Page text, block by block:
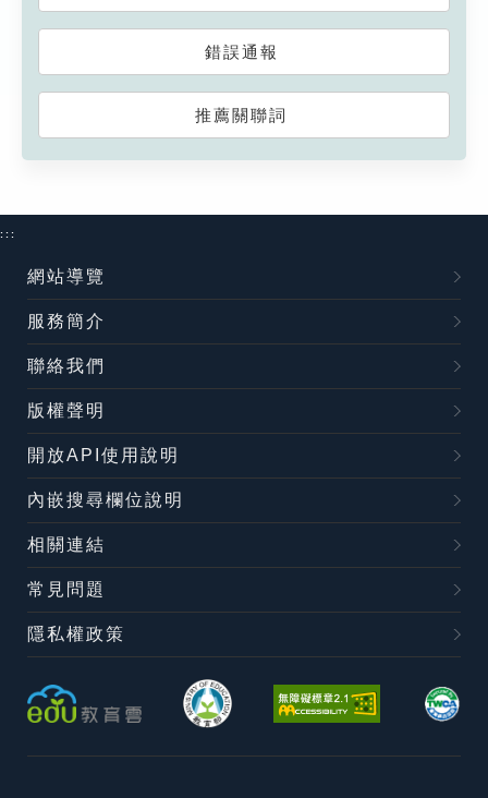
錯誤通報
推薦關聯詞
:::
網站導覽
服務簡介
聯絡我們
版權聲明
開放API使用說明
內嵌搜尋欄位說明
相關連結
常見問題
隱私權政策